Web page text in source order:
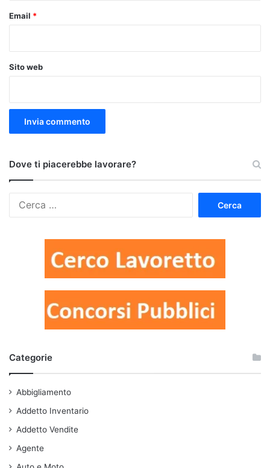
Email *
Sito web
Dove ti piacerebbe lavorare?
Categorie
Abbigliamento
Addetto Inventario
Addetto Vendite
Agente